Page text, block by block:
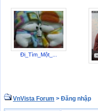
Đi_Tìm_Một_...
VnVista Forum > Đăng nhập